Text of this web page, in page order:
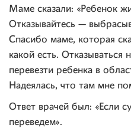
Маме сказали: «Ребенок
Отказывайтесь —
Спасибо маме, которая
какой есть.
перевезти ребенка в
Надеялась, что там мне
Ответ врачей был: «Если
переведем».